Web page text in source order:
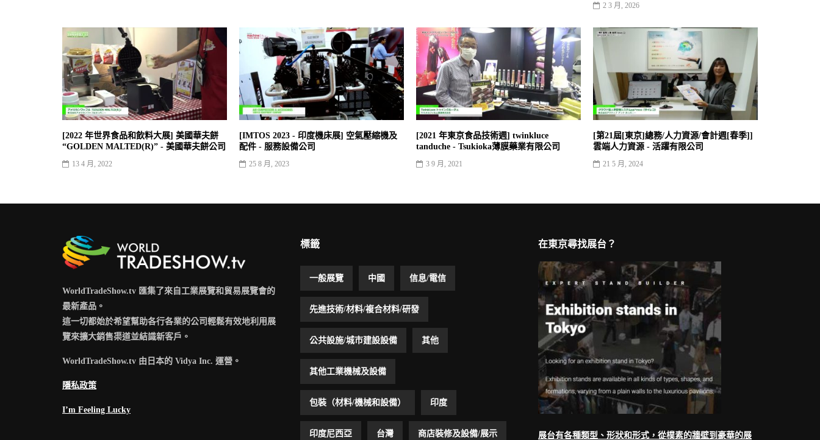
2 3 月, 2026
[2022 年世界食品和飲料大展] 美國華夫餅
“GOLDEN MALTED(R)” - 美國華夫餅公司
13 4 月, 2022
[IMTOS 2023 - 印度機床展] 空氣壓縮機及
配件 - 服務設備公司
25 8 月, 2023
[2021 年東京食品技術週] twinkluce
tanduche - Tsukioka薄膜藥業有限公司
3 9 月, 2021
[第21屆[東京]總務/人力資源/會計週[春季]]
雲端人力資源 - 活躍有限公司
21 5 月, 2024
WorldTradeShow.tv 匯集了來自工業展覽和貿易展覽會的
最新產品。
這一切都始於希望幫助各行各業的公司輕鬆有效地利用展
覽來擴大銷售渠道並結識新客戶。
WorldTradeShow.tv 由日本的 Vidya Inc. 運營。
隱私政策
I’m Feeling Lucky
標籤
一般展覽 中國 信息/電信
先進技術/材料/複合材料/研發
公共設施/城市建設設備 其他
其他工業機械及設備
包裝（材料/機械和設備） 印度
印度尼西亞 台灣 商店裝修及設備/展示
在東京尋找展台？
展台有各種類型、形狀和形式，從樸素的牆壁到豪華的展